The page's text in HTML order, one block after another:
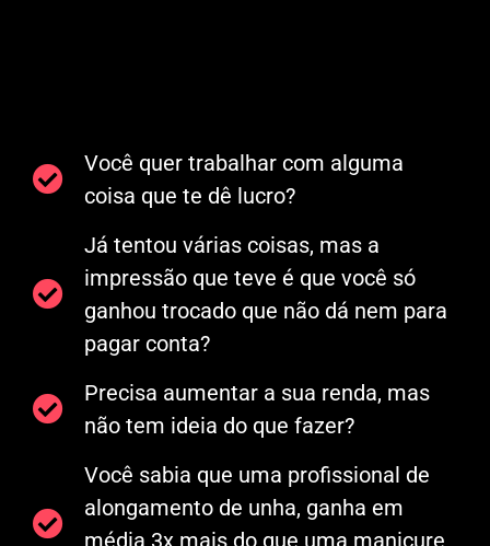
Você quer trabalhar com alguma
coisa que te dê lucro?
Já tentou várias coisas, mas a
impressão que teve é que você só
ganhou trocado que não dá nem para
pagar conta?
Precisa aumentar a sua renda, mas
não tem ideia do que fazer?
Você sabia que uma profissional de
alongamento de unha, ganha em
média 3x mais do que uma manicure